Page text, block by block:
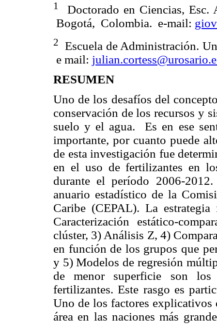
1
Doctorado en Ciencias, Esc.
Bogotá, Colombia. e-mail:
2
Escuela de Administración.
e mail:
RESUMEN
Uno de los desafíos del
conservación de los recursos y
suelo y el agua. Es en ese
importante, por cuanto puede
de esta investigación fue
en el uso de fertilizantes en
durante el período 2006-
anuario estadístico de la
Caribe (CEPAL). La
Caracterización estático-
clúster, 3) Análisis Z, 4)
en función de los grupos que
y 5) Modelos de regresión
de menor superficie son
fertilizantes. Este rasgo es
Uno de los factores
área en las naciones más